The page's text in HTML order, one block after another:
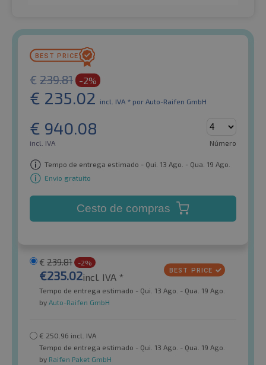
€ 239.81 -2%
€ 235.02 incl. IVA * por Auto-Raifen GmbH
€ 940.08
incl. IVA Número
Tempo de entrega estimado - Qui. 13 Ago. - Qua. 19 Ago.
Envio gratuito
Cesto de compras
€ 239.81 -2%
€235.02incl. IVA *
Tempo de entrega estimado - Qui. 13 Ago. - Qua. 19 Ago.
by Auto-Raifen GmbH
€ 250.96 incl. IVA
Tempo de entrega estimado - Qui. 13 Ago. - Qua. 19 Ago.
by Raifen Paket GmbH